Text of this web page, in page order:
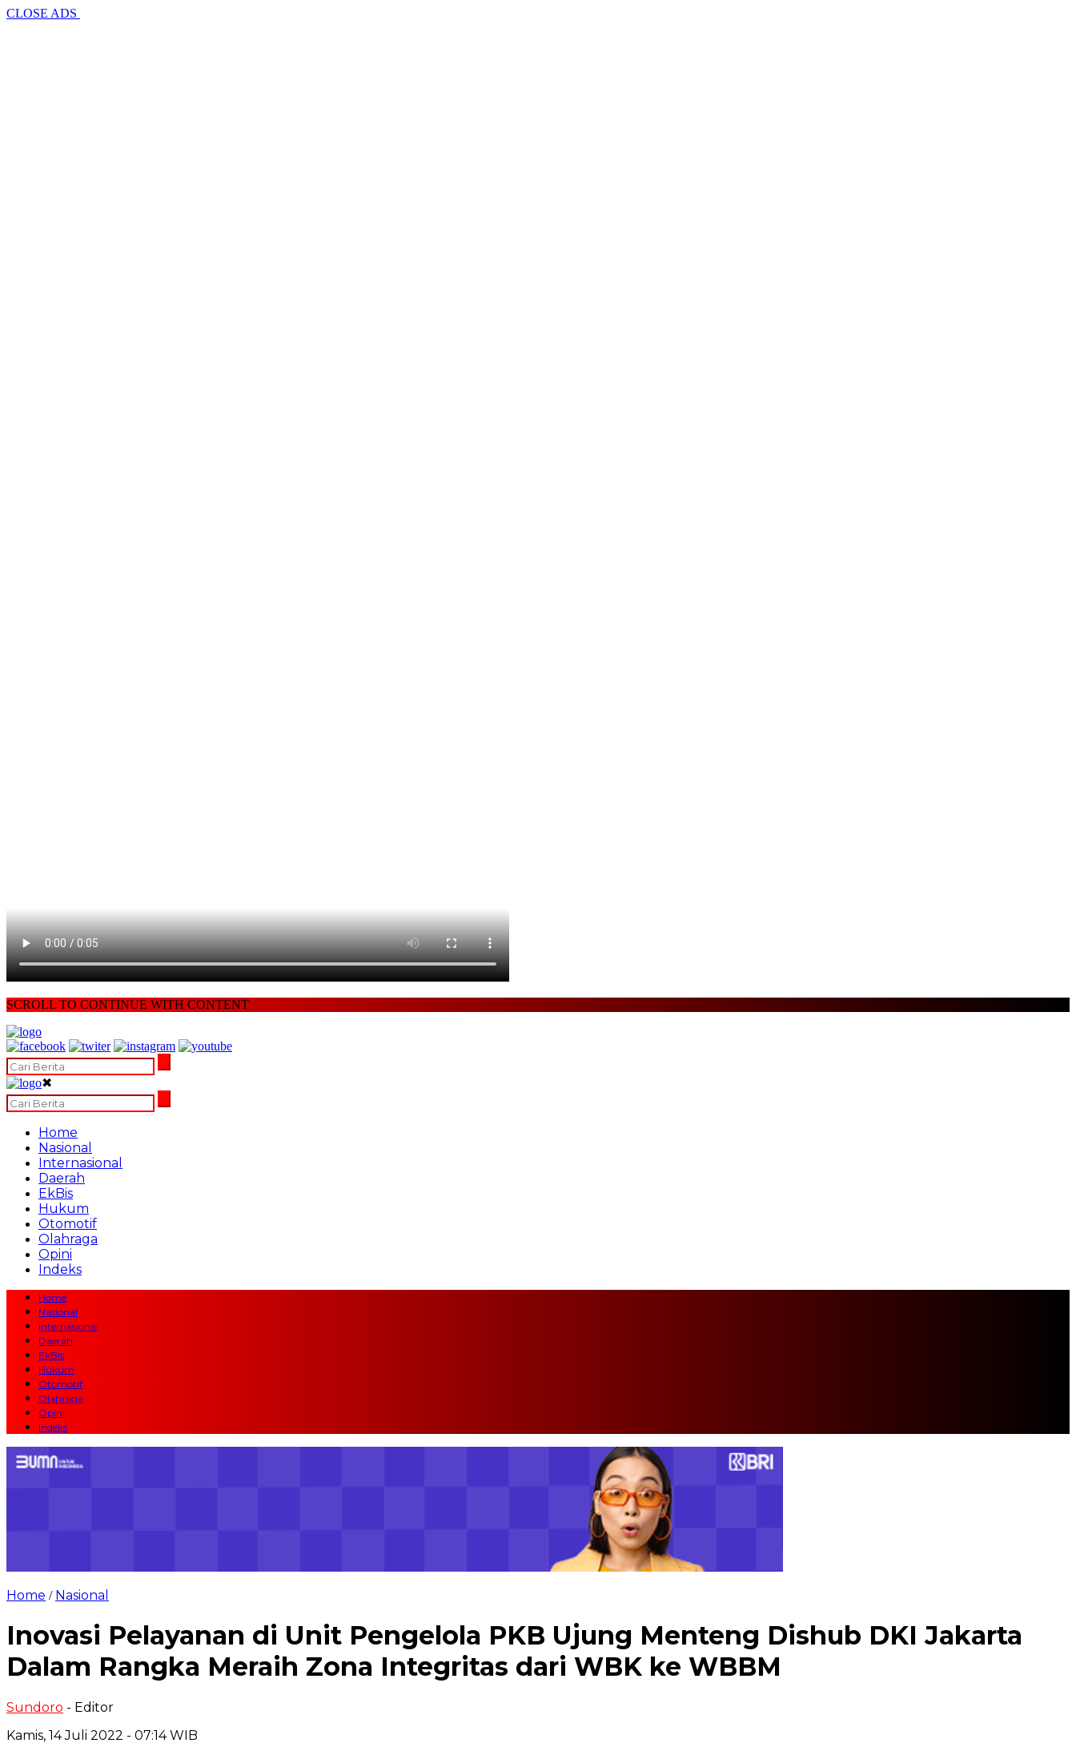
CLOSE ADS
SCROLL TO CONTINUE WITH CONTENT
✖
Home
Nasional
Internasional
Daerah
EkBis
Hukum
Otomotif
Olahraga
Opini
Indeks
Home
Nasional
Internasional
Daerah
EkBis
Hukum
Otomotif
Olahraga
Opini
Indeks
Home / Nasional
Inovasi Pelayanan di Unit Pengelola PKB Ujung Menteng Dishub DKI Jakarta
Dalam Rangka Meraih Zona Integritas dari WBK ke WBBM
Sundoro - Editor
Kamis, 14 Juli 2022 - 07:14 WIB